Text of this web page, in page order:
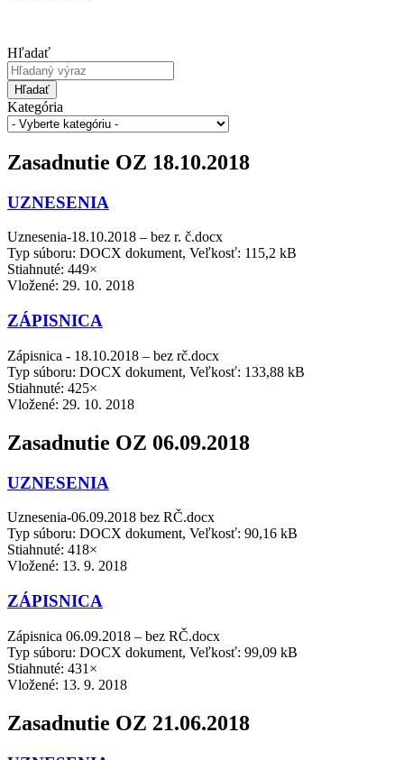
Hľadať
Hľadať
Kategória
Zasadnutie OZ 18.10.2018
UZNESENIA
Uznesenia-18.10.2018 – bez r. č.docx
Typ súboru: DOCX dokument, Veľkosť: 115,2 kB
Stiahnuté: 449×
Vložené: 29. 10. 2018
ZÁPISNICA
Zápisnica - 18.10.2018 – bez rč.docx
Typ súboru: DOCX dokument, Veľkosť: 133,88 kB
Stiahnuté: 425×
Vložené: 29. 10. 2018
Zasadnutie OZ 06.09.2018
UZNESENIA
Uznesenia-06.09.2018 bez RČ.docx
Typ súboru: DOCX dokument, Veľkosť: 90,16 kB
Stiahnuté: 418×
Vložené: 13. 9. 2018
ZÁPISNICA
Zápisnica 06.09.2018 – bez RČ.docx
Typ súboru: DOCX dokument, Veľkosť: 99,09 kB
Stiahnuté: 431×
Vložené: 13. 9. 2018
Zasadnutie OZ 21.06.2018